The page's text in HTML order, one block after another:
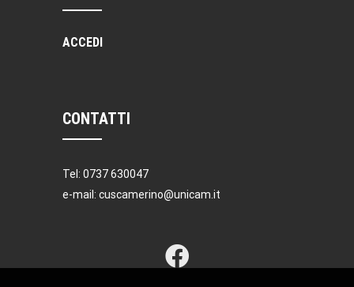
ACCEDI
CONTATTI
Tel: 0737 630047
e-mail: cuscamerino@unicam.it